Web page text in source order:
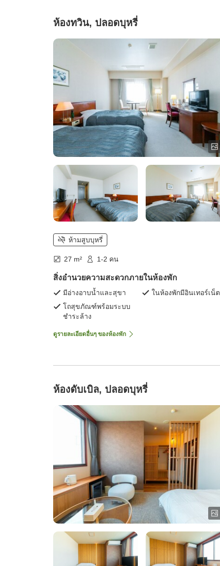
ห้องทวิน, ปลอดบุหรี่
ห้ามสูบบุหรี่
27 m² 1-2 คน
สิ่งอำนวยความสะดวกภายในห้องพัก
มีอ่างอาบน้ำและสุขา
ในห้องพักมีอินเทอร์เน็ต
โถสุขภัณฑ์พร้อมระบบ
ชำระล้าง
ดูรายละเอียดอื่นๆ ของห้องพัก
ห้องดับเบิล, ปลอดบุหรี่